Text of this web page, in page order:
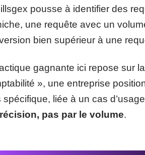
pousse à identifier des
une requête avec un
bien supérieur à une
gagnante ici repose sur
», une entreprise
spécifique, liée à un cas
pas par le volume.